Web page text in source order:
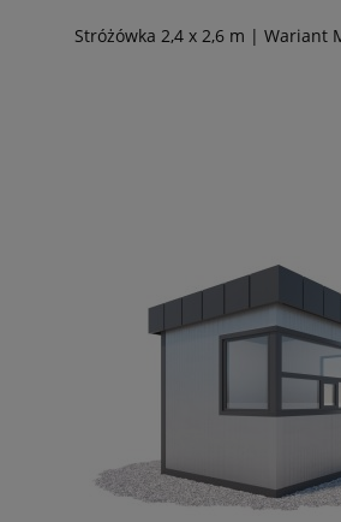
Stróżówka 2,4 x 2,6 m | Wariant